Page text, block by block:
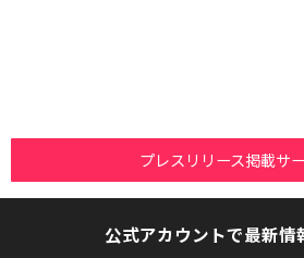
プレスリリース掲載サ
公式アカウントで最新情